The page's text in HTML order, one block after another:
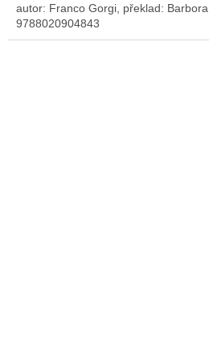
autor: Franco Gorgi, překlad:
9788020904843